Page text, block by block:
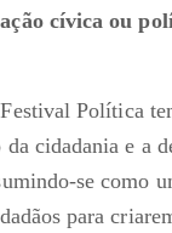
cívica ou
Política
cidadania e a
se como
para